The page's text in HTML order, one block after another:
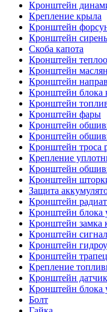
Кронштейн
Крепление крыла
Кронштейн
Кронштейн
Скоба капота
Кронштейн
Кронштейн
Кронштейн
Кронштейн блока
Кронштейн
Кронштейн фары
Кронштейн
Кронштейн
Кронштейн троса
Крепление
Кронштейн
Кронштейн
Защита
Кронштейн
Кронштейн блока
Кронштейн замка
Кронштейн
Кронштейн
Кронштейн
Крепление
Кронштейн
Кронштейн блока
Болт